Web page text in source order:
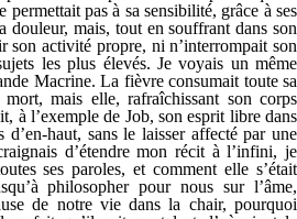
permettait pas à sa sensibilité, grâce à ses
douleur, mais, tout en souffrant dans son
son activité propre, ni n’interrompait son
les plus élevés. Je voyais un même
Macrine. La fièvre consumait toute sa
mais elle, rafraîchissant son corps
à l’exemple de Job, son esprit libre dans
d’en-haut, sans le laisser affecté par une
d’étendre mon récit à l’infini, je
ses paroles, et comment elle s’était
philosopher pour nous sur l’âme,
de notre vie dans la chair, pourquoi